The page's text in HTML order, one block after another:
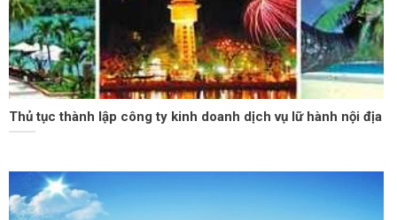
Thủ tục thành lập công ty kinh doanh dịch vụ lữ hành nội địa